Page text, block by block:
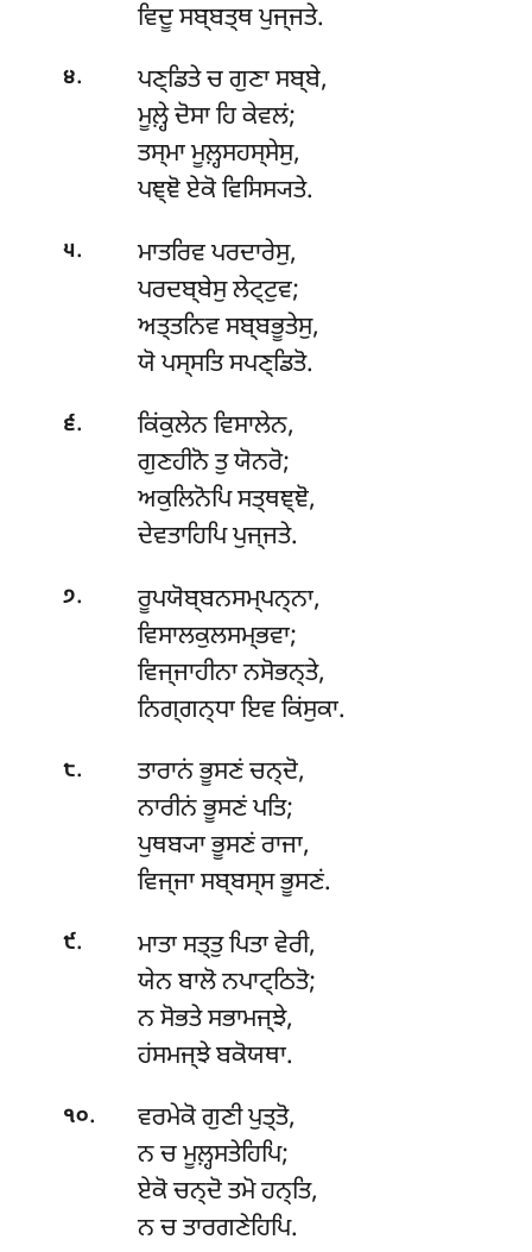
ਵਿਦੂ ਸਬ੍ਬਤ੍ਥ ਪੁਜ੍ਜਤੇ.
੪. ਪਣ੍ਡਿਤੇਚ ਗੁਣਾ ਸਬ੍ਬੇ,
ਮੂਲ਼੍ਹੇ ਦੋਸਾ ਹਿ ਕੇਵਲਂ;
ਤਸ੍ਮਾ ਮੂਲ਼੍ਹਸਹਸ੍ਸੇਸੁ,
ਪਞ੍ਞੋ ਏਕੋ ਵਿਸਿਸ੍ਯਤੇ.
੫. ਮਾਤਰਿਵਪਰਦਾਰੇਸੁ,
ਪਰਦਬ੍ਬੇਸੁ ਲੇਟ੍ਟੁਵ;
ਅਤ੍ਤਨਿਵ ਸਬ੍ਬਭੂਤੇਸੁ,
ਯੋ ਪਸ੍ਸਤਿ ਸਪਣ੍ਡਿਤੋ.
੬.
ਕਿਂਕੁਲੇਨ ਵਿਸਾਲੇਨ,
ਗੁਣਹੀਨੋ ਤੁ ਯੋਨਰੋ;
ਅਕੁਲਿਨੋਪਿ ਸਤ੍ਥਞ੍ਞੋ,
ਦੇਵਤਾਹਿਪਿ ਪੁਜ੍ਜਤੇ.
੭. ਰੂਪਯੋਬ੍ਬਨਸਮ੍ਪਨ੍ਨਾ,
ਵਿਸਾਲਕੁਲਸਮ੍ਭਵਾ;
ਵਿਜ੍ਜਾਹੀਨਾ ਨਸੋਭਨ੍ਤੇ,
ਨਿਗ੍ਗਨ੍ਧਾ ਇਵ ਕਿਂਸੁਕਾ.
੮. ਤਾਰਾਨਂਭੂਸਣਂ ਚਨ੍ਦੋ,
ਨਾਰੀਨਂ ਭੂਸਣਂ ਪਤਿ;
ਪੁਥਬ੍ਯਾ ਭੂਸਣਂ ਰਾਜਾ,
ਵਿਜ੍ਜਾ ਸਬ੍ਬਸ੍ਸ ਭੂਸਣਂ.
੯.
ਮਾਤਾ ਸਤ੍ਤੁ ਪਿਤਾ ਵੇਰੀ,
ਯੇਨ ਬਾਲੋ ਨਪਾਟ੍ਠਿਤੋ;
ਨ ਸੋਭਤੇ ਸਭਾਮਜ੍ਝੇ,
ਹਂਸਮਜ੍ਝੇ ਬਕੋਯਥਾ.
੧੦. ਵਰਮੇਕੋਗੁਣੀ ਪੁਤ੍ਤੋ,
ਨ ਚ ਮੂਲ਼੍ਹਸਤੇਹਿਪਿ;
ਏਕੋ ਚਨ੍ਦੋ ਤਮੋ ਹਨ੍ਤਿ,
ਨ ਚ ਤਾਰਗਣੇਹਿਪਿ.